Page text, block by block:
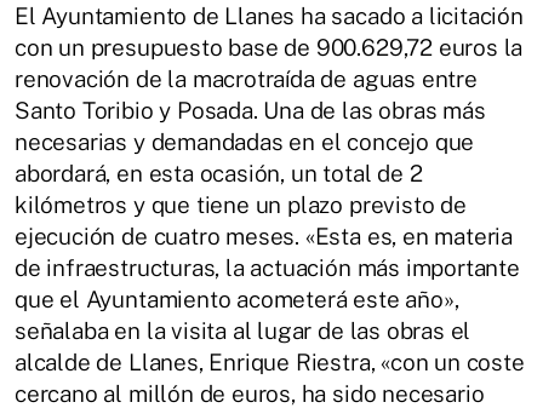
El Ayuntamiento de Llanes ha sacado a licitación
con un presupuesto base de 900.629,72 euros la
renovación de la macrotraída de aguas entre
Santo Toribio y Posada. Una de las obras más
necesarias y demandadas en el concejo que
abordará, en esta ocasión, un total de 2
kilómetros y que tiene un plazo previsto de
ejecución de cuatro meses. «Esta es, en materia
de infraestructuras, la actuación más importante
que el Ayuntamiento acometerá este año»,
señalaba en la visita al lugar de las obras el
alcalde de Llanes, Enrique Riestra, «con un coste
cercano al millón de euros, ha sido necesario